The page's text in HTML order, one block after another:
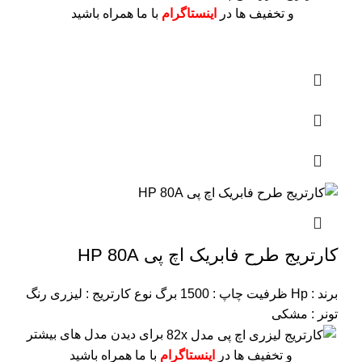
و تخفیف ها در اینستاگرام با ما همراه باشید
کارتریج طرح فابریک اچ پی HP 80A
برند : Hp ظرفیت چاپ : 1500 برگ نوع کارتریج : لیزری رنگ
تونر : مشکی
برای دیدن مدل های بیشتر
و تخفیف ها در
اینستاگرام با ما همراه باشید